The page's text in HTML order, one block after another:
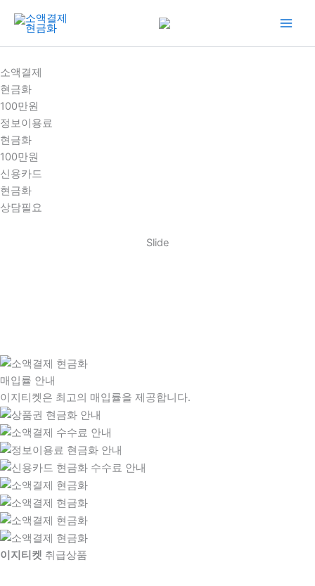
건
너
뛰
기
소액결제
현금화
100만원
정보이용료
현금화
100만원
신용카드
현금화
상담필요
Slide
매입률 안내
이지티켓은 최고의 매입률을 제공합니다.
이지티켓 취급상품